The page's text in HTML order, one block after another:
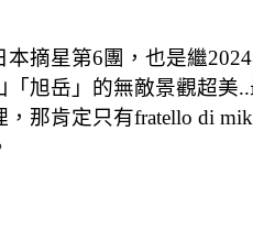
本摘星第6團，也是繼
「旭岳」的無敵景觀超美
那肯定只有fratello di